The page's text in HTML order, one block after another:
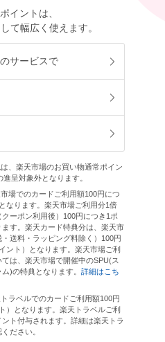
イントは、
て幅広く使えます。
サービスで
、楽天市場のお買い物通常ポイン
呈対象外となります。
場でのカードご利用額100円につ
なります。楽天市場ご利用分1倍
ーポン利用後）100円につき1ポ
す。楽天カード特典分は、楽天市
送料・ラッピング料除く）100円
ント）となります。楽天市場ご利
は、楽天市場で開催中のSPU(ス
)の特典となります。 詳細はこち
ラベルでのカードご利用額100円
）となります。楽天トラベルご利
ト付与されます。詳細は楽天トラ
ださい。